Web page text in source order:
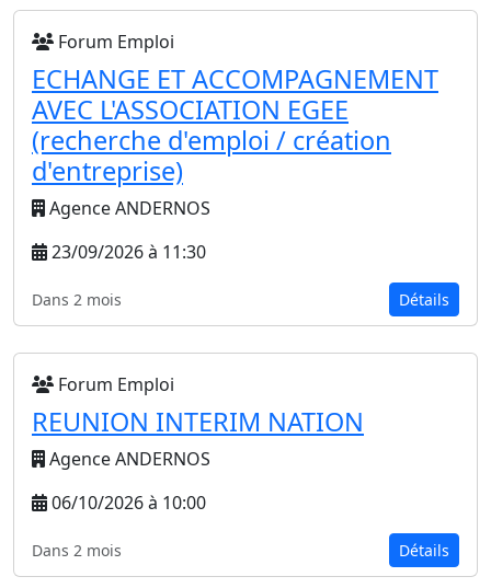
Forum Emploi
ECHANGE ET ACCOMPAGNEMENT
AVEC L'ASSOCIATION EGEE
(recherche d'emploi / création
d'entreprise)
Agence ANDERNOS
23/09/2026 à 11:30
Dans 2 mois Détails
Forum Emploi
REUNION INTERIM NATION
Agence ANDERNOS
06/10/2026 à 10:00
Dans 2 mois Détails